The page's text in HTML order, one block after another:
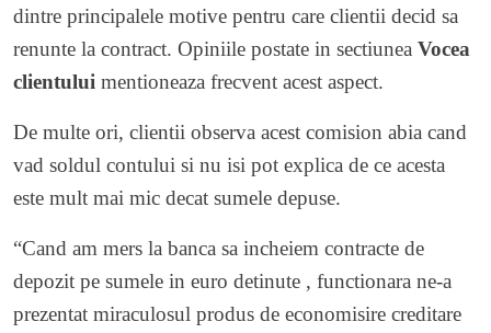
dintre principalele motive pentru care clientii decid sa
renunte la contract. Opiniile postate in sectiunea Vocea
clientului mentioneaza frecvent acest aspect.
De multe ori, clientii observa acest comision abia cand
vad soldul contului si nu isi pot explica de ce acesta
este mult mai mic decat sumele depuse.
“Cand am mers la banca sa incheiem contracte de
depozit pe sumele in euro detinute , functionara ne-a
prezentat miraculosul produs de economisire creditare